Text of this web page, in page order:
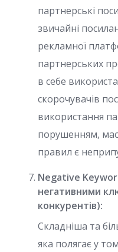
партнерські
звичайні
рекламної
партнерських
в себе
скорочувачів
використання
порушенням,
правил є
Negative
негативними
конкурентів):
Складніша та
яка полягає у